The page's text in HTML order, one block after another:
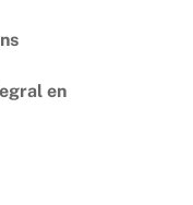
en